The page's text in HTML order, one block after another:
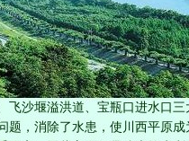
飞沙堰溢洪道、宝瓶口进水口
，消除了水患，使川西平原成